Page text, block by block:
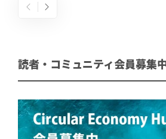
読者・コミュニティ会員募集